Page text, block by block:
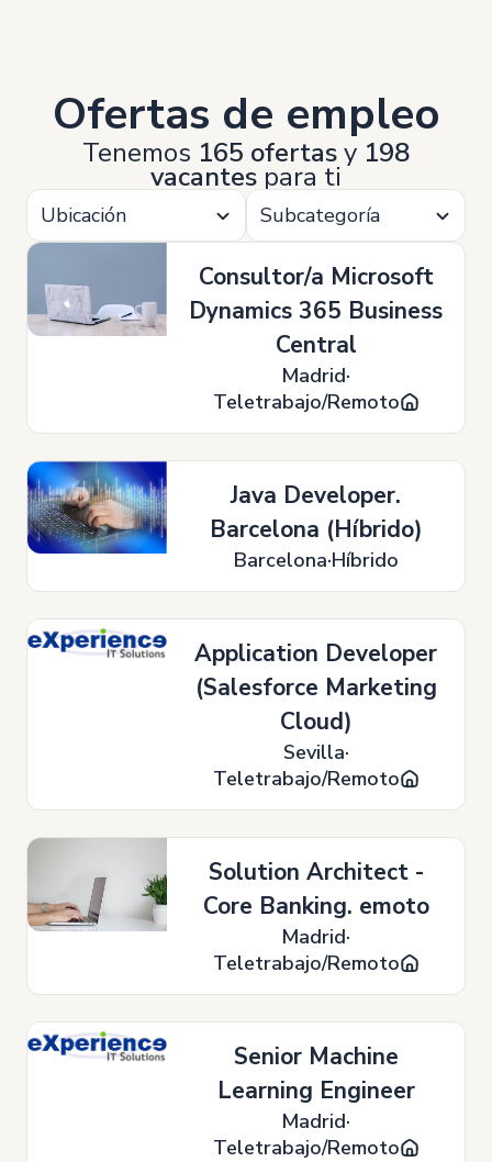
Ofertas de empleo
Tenemos 165 ofertasy 198
vacantes para ti
Ubicación Subcategoría
Consultor/a Microsoft
Dynamics 365 Business
Central
Madrid
Teletrabajo/Remoto
Java Developer.
Barcelona (Híbrido)
Barcelona Híbrido
Application Developer
(Salesforce Marketing
Cloud)
Sevilla
Teletrabajo/Remoto
Solution Architect -
Core Banking. emoto
Madrid
Teletrabajo/Remoto
Senior Machine
Learning Engineer
Madrid
Teletrabajo/Remoto